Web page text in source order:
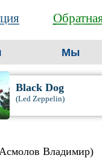
Мы
Black Dog
(Led Zeppelin)
Владимир)